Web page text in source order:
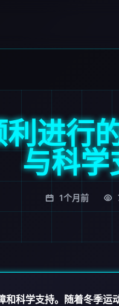
进行
与科学
1个月前
和科学支持。随着冬季运